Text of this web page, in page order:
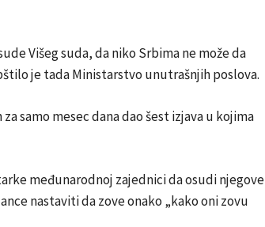
Višeg suda, da niko Srbima ne može da
je tada Ministarstvo unutrašnjih poslova.
samo mesec dana dao šest izjava u kojima
međunarodnoj zajednici da osudi njegove
nastaviti da zove onako „kako oni zovu